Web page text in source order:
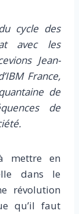
cycle des
avec les
Jean-
France,
de
de
mettre en
dans le
révolution
qu’il faut